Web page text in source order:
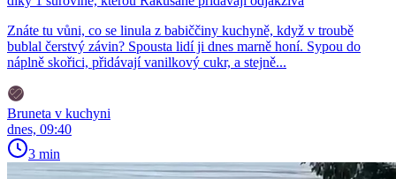
Znáte tu vůni, co se linula z babiččiny kuchyně, když v troubě
bublal čerstvý závin? Spousta lidí ji dnes marně honí. Sypou do
náplně skořici, přidávají vanilkový cukr, a stejně...
Bruneta v kuchyni
dnes, 09:40
3 min